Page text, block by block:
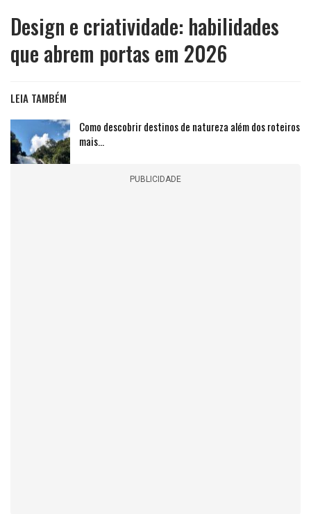
Design e criatividade: habilidades
que abrem portas em 2026
LEIA TAMBÉM
Como descobrir destinos de natureza além dos roteiros
mais…
PUBLICIDADE